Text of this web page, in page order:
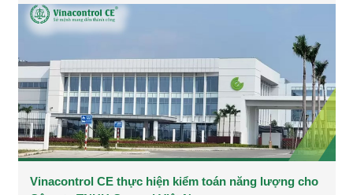
Vinacontrol CE thực hiện kiểm toán năng lượng cho